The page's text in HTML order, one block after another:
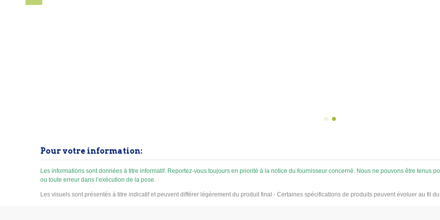
Pour votre information:
Les informations sont données à titre informatif. Reportez-vous toujours en priorité à la notice du fournisseur concerné. Nous ne pouvons être tenus
ou toute erreur dans l’exécution de la pose.